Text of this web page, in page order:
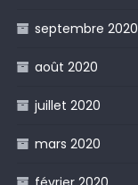
septembre 2020
août 2020
juillet 2020
mars 2020